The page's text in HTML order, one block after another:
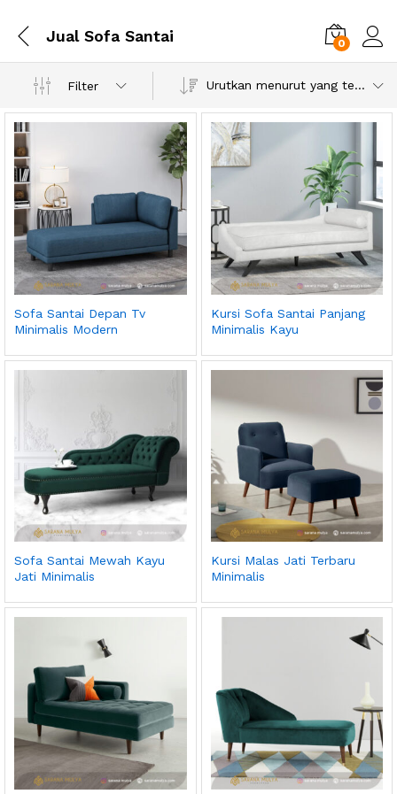
Jual Sofa Santai 0
Filter Urutkan menurut yang terbaru
Sofa Santai Depan Tv
Minimalis Modern
Kursi Sofa Santai Panjang
Minimalis Kayu
Sofa Santai Mewah Kayu
Jati Minimalis
Kursi Malas Jati Terbaru
Minimalis